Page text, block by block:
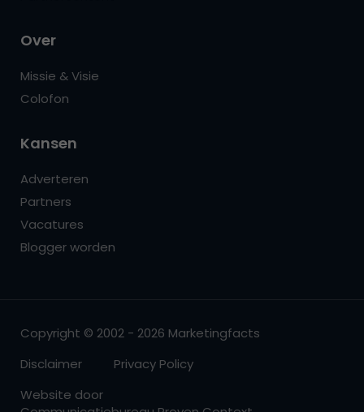
Over
Missie & Visie
Colofon
Kansen
Adverteren
Partners
Vacatures
Blogger worden
Copyright © 2002 - 2026 Marketingfacts
Disclaimer
Privacy Policy
Website door